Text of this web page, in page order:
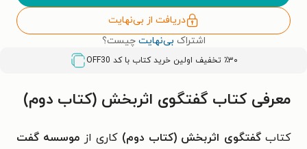
دریافت از بی‌نهایت
اشتراک بی‌نهایت چیست؟
٪۳۰ تخفیف اولین خرید کتاب با کد OFF30
معرفی کتاب گفتگوی اثربخش (کتاب دوم)
کتابگفتگوی اثربخش (کتاب دوم) کاری از موسسه گفت